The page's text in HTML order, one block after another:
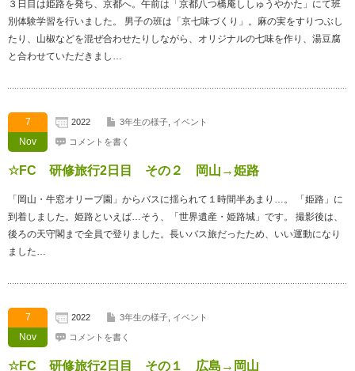
３日目は姫路を発ち、京都へ。午前は「京都八つ橋庵ししゅうやかた」にて班
別体験学習を行いました。 男子の班は「京七味づくり」。麻の実をすりつぶし
たり、山椒などを混ぜ合わせたりしながら、オリジナルの七味を作り、湯豆腐
と合わせていただきまし…
7
Nov
2022 3年生の様子 イベント
コメントを書く
☆FC 研修旅行2日目 その２ 岡山→姫路
「岡山・牛窓オリーブ園」からバスに揺られて１時間半あまり…。 「姫路」に
到着しました。姫路といえば…そう、「世界遺産・姫路城」です。 撮影後は、
後ろの天守閣まで全員で登りました。長いバス旅だったため、いい運動になり
ました…
7
Nov
2022 3年生の様子 イベント
コメントを書く
☆FC 研修旅行2日目 その１ 広島→岡山